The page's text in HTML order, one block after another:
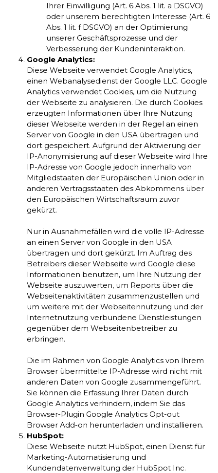
Ihrer Einwilligung (Art. 6 Abs. 1 lit. a DSGVO)
oder unserem berechtigten Interesse (Art. 6
Abs. 1 lit. f DSGVO) an der Optimierung
unserer Geschäftsprozesse und der
Verbesserung der Kundeninteraktion.
Google Analytics:
Diese Webseite verwendet Google Analytics,
einen Webanalysedienst der Google LLC. Google
Analytics verwendet Cookies, um die Nutzung
der Webseite zu analysieren. Die durch Cookies
erzeugten Informationen über Ihre Nutzung
dieser Webseite werden in der Regel an einen
Server von Google in den USA übertragen und
dort gespeichert. Aufgrund der Aktivierung der
IP-Anonymisierung auf dieser Webseite wird Ihre
IP-Adresse von Google jedoch innerhalb von
Mitgliedstaaten der Europäischen Union oder in
anderen Vertragsstaaten des Abkommens über
den Europäischen Wirtschaftsraum zuvor
gekürzt.
Nur in Ausnahmefällen wird die volle IP-Adresse
an einen Server von Google in den USA
übertragen und dort gekürzt. Im Auftrag des
Betreibers dieser Webseite wird Google diese
Informationen benutzen, um Ihre Nutzung der
Webseite auszuwerten, um Reports über die
Webseitenaktivitäten zusammenzustellen und
um weitere mit der Webseitennutzung und der
Internetnutzung verbundene Dienstleistungen
gegenüber dem Webseitenbetreiber zu
erbringen.
Die im Rahmen von Google Analytics von Ihrem
Browser übermittelte IP-Adresse wird nicht mit
anderen Daten von Google zusammengeführt.
Sie können die Erfassung Ihrer Daten durch
Google Analytics verhindern, indem Sie das
Browser-Plugin Google Analytics Opt-out
Browser Add-on herunterladen und installieren.
HubSpot:
Diese Webseite nutzt HubSpot, einen Dienst für
Marketing-Automatisierung und
Kundendatenverwaltung der HubSpot Inc.